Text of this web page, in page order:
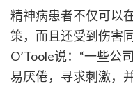
精神病患者不仅可以
策，而且还受到伤害
O’Toole说：“一些公
易厌倦，寻求刺激，